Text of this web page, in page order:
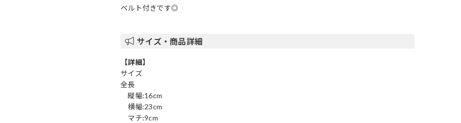
ベルト付きです◎
サイズ・商品詳細
【詳細】
サイズ
全長
縦幅:16cm
横幅:23cm
マチ:9cm